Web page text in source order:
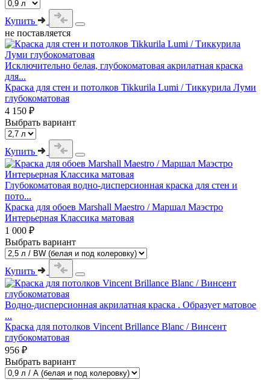
Купить
не поставляется
Исключительно белая, глубокоматовая акрилатная краска
для...
Краска для стен и потолков Tikkurila Lumi / Тиккурила Луми
глубокоматовая
4 150 ₽
Выбрать вариант
Купить
Глубокоматовая водно-дисперсионная краска для стен и
пото...
Краска для обоев Marshall Maestro / Маршал Маэстро
Интерьерная Классика матовая
1 000 ₽
Выбрать вариант
Купить
Водно-дисперсионная акрилатная краска . Образует матовое
...
Краска для потолков Vincent Brillance Blanc / Винсент
глубокоматовая
956 ₽
Выбрать вариант